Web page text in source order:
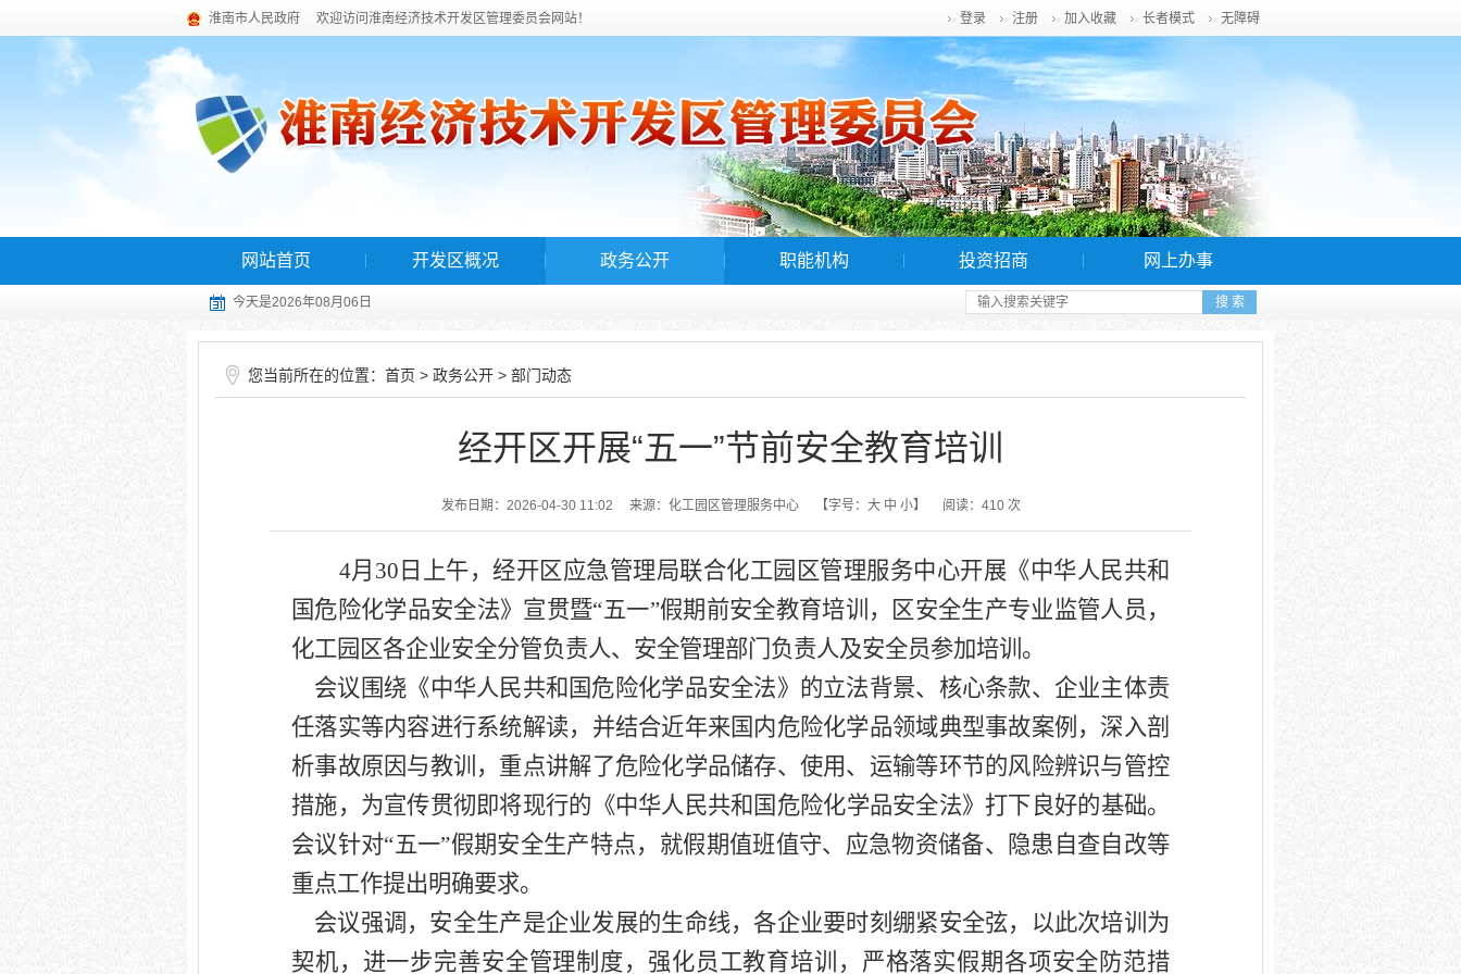
淮南市人民政府 欢迎访问淮南经济技术开发区管理委员会网站！ 登录 注册 加入收藏 长者模式 无障碍
网站首页 开发区概况 政务公开 职能机构 投资招商 网上办事
今天是2026年08月06日
您当前所在的位置： 首页 > 政务公开 > 部门动态
经开区开展“五一”节前安全教育培训
发布日期：2026-04-30 11:02 来源：化工园区管理服务中心 【字号： 大 中 小】 阅读： 410次
4月30日上午，经开区应急管理局联合化工园区管理服务中心开展《中华人民共和
国 危险化学品安全法》 宣贯暨“五一”假期前安全教育培训 ，区安全生产专业监管人员，
化工园区各企业安全分管负责人、安全管理部门负责人及安全员参加培训。
会议 围绕《中华人民共和国 危险化学品安全法》的立法背景、核心条款、企业主体责
任落实等内容进行系统解读，并结合近年来国内危险化学品领域典型事故案例，深入剖
析事故原因与教训，重点讲解了危险化学品储存、使用、运输等环节的风险辨识与管控
措施，为宣传贯彻即将现行的 《中华人民共和国 危险化学品安全法》 打下良好的基础。
会议针对“五一”假期安全生产特点，就假期值班值守、应急物资储备、隐患自查自改等
重点工作提出明确要求。
会议强调，安全生产是企业发展的生命线，各企业要时刻绷紧安全弦，以此次培训为
契机，进一步完善安全管理制度，强化员工教育培训，严格落实假期各项安全防范措